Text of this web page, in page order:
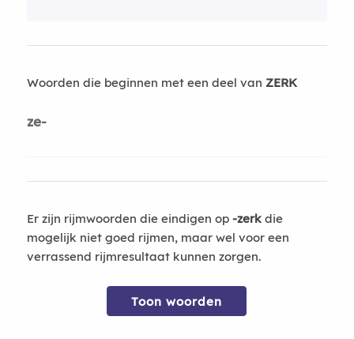
Woorden die beginnen met een deel van ZERK
ze-
Er zijn rijmwoorden die eindigen op -zerkdie
mogelijk niet goed rijmen, maar wel voor een
verrassend rijmresultaat kunnen zorgen.
Toon woorden